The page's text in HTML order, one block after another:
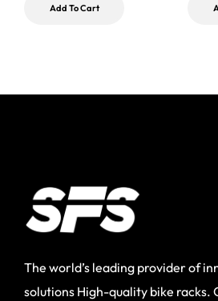
Add To Cart
The world’s leading provider of
solutions High-quality bike racks.